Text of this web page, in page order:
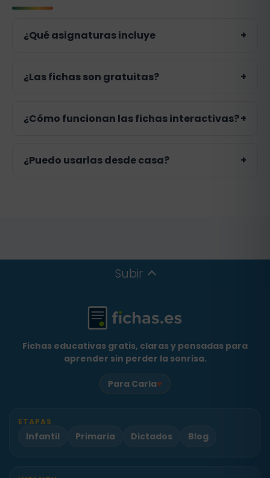
¿Qué asignaturas incluye +
Incluye matemáticas, lengua, inglés y
¿Las fichas son gratuitas? +
Sí, todo el contenido es gratuito y sin
¿Cómo funcionan las fichas interactivas?+
Cada ficha se completa online y se
¿Puedo usarlas desde casa? +
Subir
Fichas educativas gratis, claras y pensadas para
aprender sin perder la sonrisa.
Para Carla♥
ETAPAS
Infantil Primaria Dictados Blog